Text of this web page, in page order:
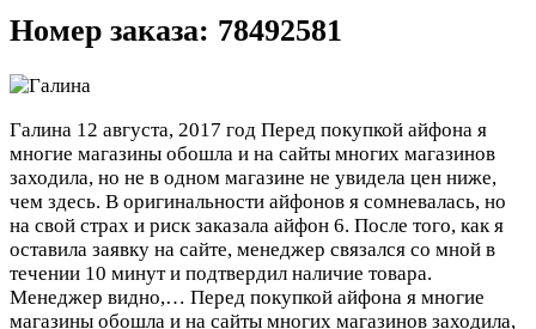
Номер заказа: 78492581
Галина 12 августа, 2017 год Перед покупкой айфона я
многие магазины обошла и на сайты многих магазинов
заходила, но не в одном магазине не увидела цен ниже,
чем здесь. В оригинальности айфонов я сомневалась, но
на свой страх и риск заказала айфон 6. После того, как я
оставила заявку на сайте, менеджер связался со мной в
течении 10 минут и подтвердил наличие товара.
Менеджер видно,… Перед покупкой айфона я многие
магазины обошла и на сайты многих магазинов заходила,